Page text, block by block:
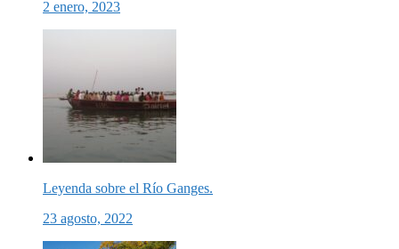
2 enero, 2023
Leyenda sobre el Río Ganges.
23 agosto, 2022